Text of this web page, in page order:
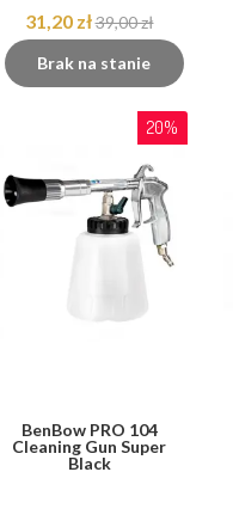
31,20 zł39,00 zł
Brak na stanie
20%
BenBow PRO 104
Cleaning Gun Super
Black